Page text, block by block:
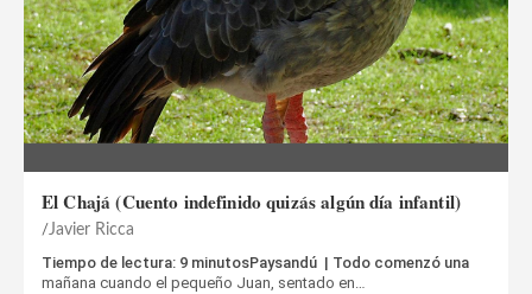
El Chajá (Cuento indefinido quizás algún día infantil)
Javier Ricca
Tiempo de lectura: 9 minutosPaysandú | Todo comenzó una
mañana cuando el pequeño Juan, sentado en…